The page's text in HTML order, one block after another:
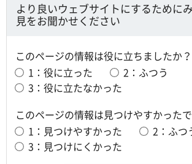
より良いウェブサイトにするために
見をお聞かせください
このページの情報は役に立ちましたか？
1：役に立った
2：ふつう
3：役に立たなかった
このページの情報は見つけやすかった
1：見つけやすかった
2：ふつ
3：見つけにくかった